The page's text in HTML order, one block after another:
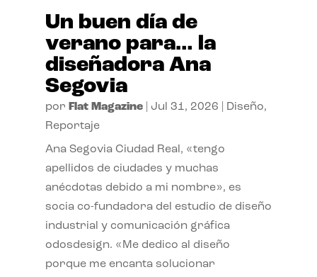
Un buen día de
verano para… la
diseñadora Ana
Segovia
por Flat Magazine| Jul 31, 2026 Diseño,
Reportaje
Ana Segovia Ciudad Real, «tengo
apellidos de ciudades y muchas
anécdotas debido a mi nombre», es
socia co-fundadora del estudio de diseño
industrial y comunicación gráfica
odosdesign. «Me dedico al diseño
porque me encanta solucionar